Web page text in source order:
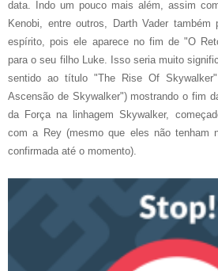
data. Indo um pouco mais além, assim
Kenobi, entre outros, Darth Vader também
espírito, pois ele aparece no fim de "O
para o seu filho Luke. Isso seria muito
sentido ao título "The Rise Of
Ascensão de Skywalker") mostrando o fim
da Força na linhagem Skywalker,
com a Rey (mesmo que eles não tenham
confirmada até o momento).